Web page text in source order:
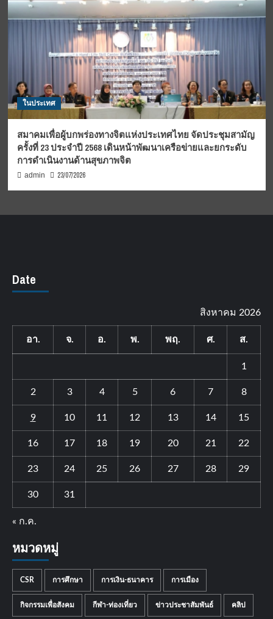
ในประเทศ
สมาคมเพื่อผู้บกพร่องทางจิตแห่งประเทศไทย จัดประชุมสามัญ
ครั้งที่ 23 ประจำปี 2568 เดินหน้าพัฒนาเครือข่ายและยกระดับ
การดำเนินงานด้านสุขภาพจิต
admin 23/07/2026
Date
สิงหาคม 2026
อา. จ. อ. พ. พฤ. ศ. ส.
1
2 3 4 5 6 7 8
9 10 11 12 13 14 15
16 17 18 19 20 21 22
23 24 25 26 27 28 29
30 31
« ก.ค.
หมวดหมู่
CSR การศึกษา การเงิน-ธนาคาร การเมือง
กิจกรรมเพื่อสังคม กีฬา-ท่องเที่ยว ข่าวประชาสัมพันธ์ คลิป